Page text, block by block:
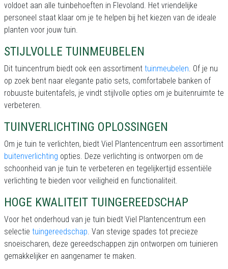
voldoet aan alle tuinbehoeften in Flevoland. Het vriendelijke
personeel staat klaar om je te helpen bij het kiezen van de ideale
planten voor jouw tuin.
STIJLVOLLE TUINMEUBELEN
Dit tuincentrum biedt ook een assortiment tuinmeubelen. Of je nu
op zoek bent naar elegante patio sets, comfortabele banken of
robuuste buitentafels, je vindt stijlvolle opties om je buitenruimte te
verbeteren.
TUINVERLICHTING OPLOSSINGEN
Om je tuin te verlichten, biedt Viel Plantencentrum een assortiment
buitenverlichting opties. Deze verlichting is ontworpen om de
schoonheid van je tuin te verbeteren en tegelijkertijd essentiële
verlichting te bieden voor veiligheid en functionaliteit.
HOGE KWALITEIT TUINGEREEDSCHAP
Voor het onderhoud van je tuin biedt Viel Plantencentrum een
selectie tuingereedschap. Van stevige spades tot precieze
snoeischaren, deze gereedschappen zijn ontworpen om tuinieren
gemakkelijker en aangenamer te maken.